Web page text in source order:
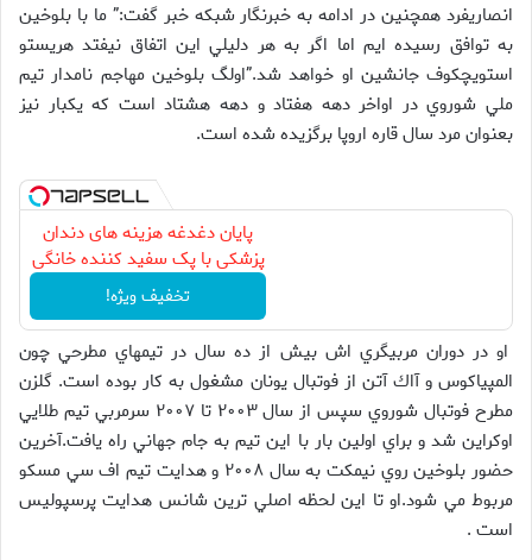
انصاريفرد همچنين در ادامه به خبرنگار شبكه خبر گفت:” ما با بلوخين
به توافق رسيده ايم اما اگر به هر دليلي اين اتفاق نيفتد هريستو
استويچكوف جانشين او خواهد شد.”اولگ بلوخين مهاجم نامدار تيم
ملي شوروي در اواخر دهه هفتاد و دهه هشتاد است كه يكبار نيز
بعنوان مرد سال قاره اروپا برگزيده شده است.
پایان دغدغه هزینه های دندان
پزشکی با پک سفید کننده خانگی
تخفیف ویژه!
او در دوران مربيگري اش بيش از ده سال در تيمهاي مطرحي چون
المپياكوس و آاك آتن از فوتبال يونان مشغول به كار بوده است. گلزن
مطرح فوتبال شوروي سپس از سال ۲۰۰۳ تا ۲۰۰۷ سرمربي تيم طلايي
اوكراين شد و براي اولين بار با اين تيم به جام جهاني راه يافت.آخرين
حضور بلوخين روي نيمكت به سال ۲۰۰۸ و هدايت تيم اف سي مسكو
مربوط مي شود.او تا اين لحظه اصلي ترين شانس هدايت پرسپوليس
است .